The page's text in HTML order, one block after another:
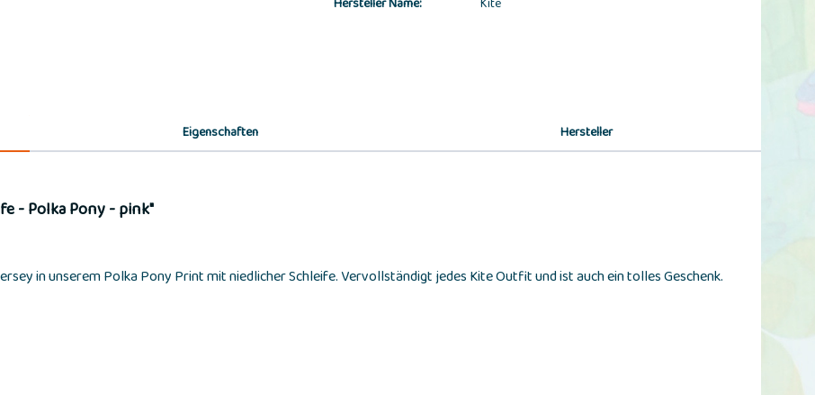
Eigenschaften Hersteller
- Polka Pony - pink"
in unserem Polka Pony Print mit niedlicher Schleife. Vervollständigt jedes Kite Outfit und ist auch ein tolles Geschenk.